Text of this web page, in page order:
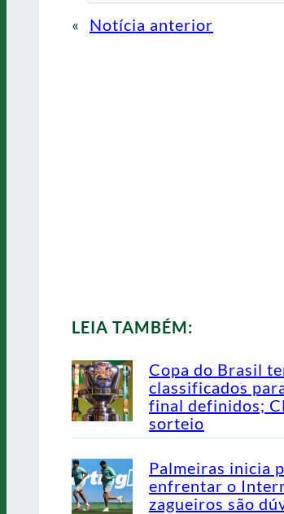
« Notícia anterior
LEIA TAMBÉM:
Copa do Brasil
classificados
final definidos;
sorteio
Palmeiras inicia
enfrentar o
zagueiros são